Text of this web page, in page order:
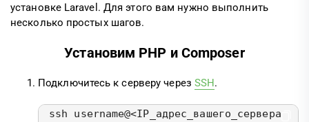
установке Laravel. Для этого вам нужно выполнить
несколько простых шагов.
Установим PHP и Composer
Подключитесь к серверу через SSH.
ssh username@<IP_адрес_вашего_сервера